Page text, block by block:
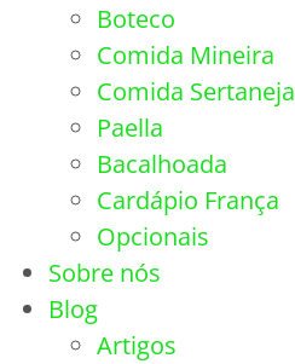
Boteco
Comida Mineira
Comida Sertaneja
Paella
Bacalhoada
Cardápio França
Opcionais
Sobre nós
Blog
Artigos